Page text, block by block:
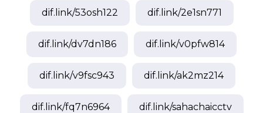
dif.link/53osh122 dif.link/2e1sn771
dif.link/dv7dn186 dif.link/v0pfw814
dif.link/v9fsc943 dif.link/ak2mz214
dif.link/fq7n6964 dif.link/sahachaicctv